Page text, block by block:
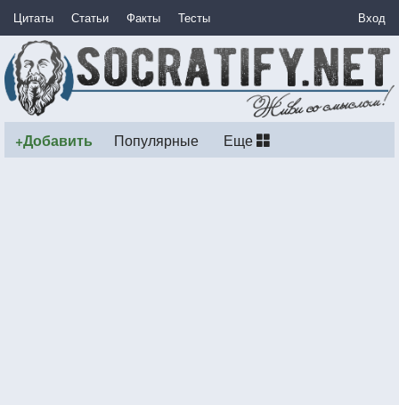
Цитаты Статьи Факты Тесты Вход
+Добавить Популярные Еще